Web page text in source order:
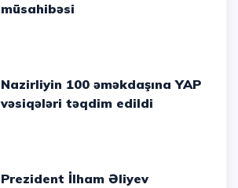
müsahibəsi
Nazirliyin 100 əməkdaşına YAP
vəsiqələri təqdim edildi
Prezident İlham Əliyev